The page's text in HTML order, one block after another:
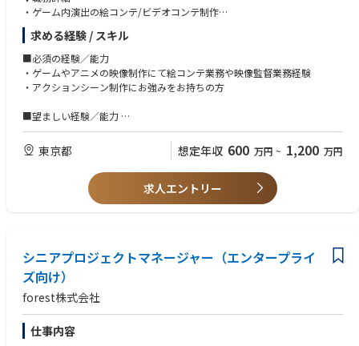
ダクト群です。利用いただく業界は多岐にわたり多種多様な要望をいただ
きます。常に全体最適を考え、映像プラットフォームの「コア体験」と
「収益基盤」を創っています。
以下は、携わるサービスの一例です。
映像視聴ツール『Safie Viewer』： PCブラウザやスマホアプリ等、ユーザ
ス。 膨大な映像データへの高速アクセス、直感的な操作性、多様なユース
ケース（現在映像からの状況把握、過去の出来事の検索、AIによる即時検
知通知）への対応など、ユーザーの業務フローに浸透する機能を提供。
ID・権限管理基盤『Safie Manager』： ユーザーIDと、30万台超のカメラ
デバイスを紐づける多台数管理用の権限管理システム。「Aさんは全店舗
見られる」「Bさんは東京支店だけ」といった、企業ごとの複雑な組織階
層や権限ロール（RBAC）への要求に柔軟に対応可能。
ータ」として活用し、人の判断や作業の自動化・効率化はもちろん、人の
目では捉えきれない事象の検知や未来予測など、従来の限界を超えた新た
な価値を創出します。最新の技術シーズと顧客ニーズを結びつけ、業界の
新たなスタンダードとなるソリューションを構築し、社会実装を加速させ
ることがミッションです。
とはいえ、AIはあくまで課題解決の「手段」であり、目的ではありませ
メントいずれかの経験
・AIソリューション/AIプロダクト開発経験
・コンサルティング会社で事業やIT戦略、企画策定・推進に携わった方
（DX・AI系に携わった方が望ましい）
・市場調査や顧客ヒアリングを通じてニーズを特定し、サービス要件およ
び技術要件として具体化した上で製品・機能の企画立案から開発フェーズ
■新規事業企画
プロダクトマネジメントを通して事業をスケールさせたご実績
新規事業の立ち上げ、または既存事業の再構築・グロースに企画から実行
まで一貫して携わり、成功に導いた実績（例：事業戦略策定、ビジネスモ
デル設計、市場投入、事業収益化）
事業責任者またはそれに準ずるポジションでの経験（部門長、事業部長、
・ゲーム内演出の絵コンテ/ビデオコンテ制作
・ストーリー演出のレイアウトやカメラワークの制作
・演出のイメージ、コンセプト提案
・モーションやエフェクト素材を用いた映像制作
※ご応募時にはポートフォリオのご提出をお願いしております。
求める経験 / スキル
■必須の経験／能力
・ゲームやアニメの映像制作にて絵コンテ業務や映像監督業務経験
・アクションシーン制作にお強みをお持ちの方
■望ましい経験／能力
・3Dもしくは2Dの制作技術（Maya、イラレ、フォトショなど各種デザイ
ナーツールの実務使用経験）
・ストーリー自体のディレクションやプロットのディレクション業務経験
■求める人物像
・世界を震撼させるサービスを作るということに本気で取り組んでくれる
・常により良いモノづくりを追求できる方
・チームワークを重んじる方
・ゲームシステムを理解して制作できる方
・新しいツールの習得や新表現への自発的な研究開発に熱心な方
東京都 想定年収 600 万円 ~ 1,200 万円
求人エントリー
シニアプロジェクトマネージャー（エンタープライ
ズ向け）
forest株式会社
仕事内容